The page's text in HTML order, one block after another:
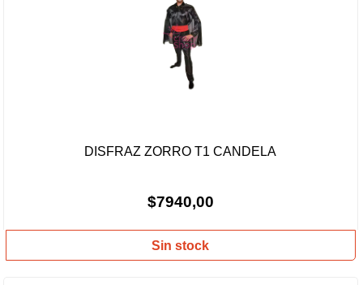
DISFRAZ ZORRO T1 CANDELA
$7940,00
Sin stock